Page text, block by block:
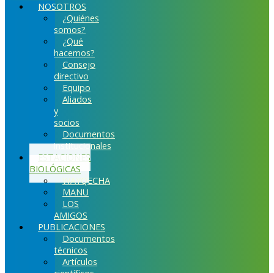
NOSOTROS
¿Quiénes
somos?
¿Qué
hacemos?
Consejo
directivo
Equipo
Aliados
y
socios
Documentos
institucionales
ESTACIONES
BIOLÓGICAS
WAYQECHA
MANU
LOS
AMIGOS
PUBLICACIONES
Documentos
técnicos
Artículos